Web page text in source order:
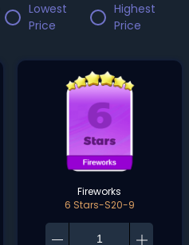
Lowest
Price
Highest
Price
Fireworks
6 Stars-S20-9